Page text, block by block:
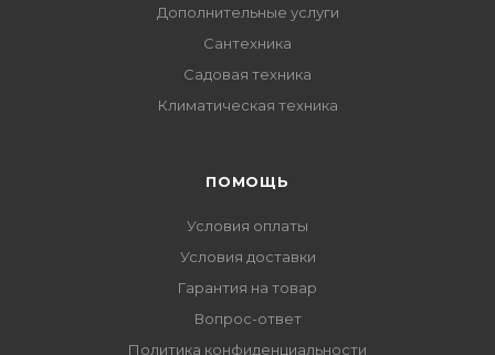
Дополнительные услуги
Сантехника
Садовая техника
Климатическая техника
ПОМОЩЬ
Условия оплаты
Условия доставки
Гарантия на товар
Вопрос-ответ
Политика конфиденциальности